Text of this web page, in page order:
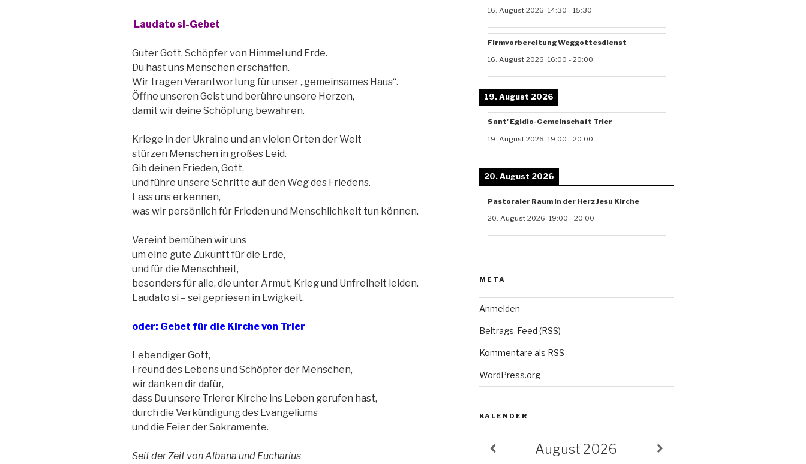
Laudato si-Gebet
Guter Gott, Schöpfer von Himmel und Erde.
Du hast uns Menschen erschaffen.
Wir tragen Verantwortung für unser „gemeinsames Haus“.
Öffne unseren Geist und berühre unsere Herzen,
damit wir deine Schöpfung bewahren.
Kriege in der Ukraine und an vielen Orten der Welt
stürzen Menschen in großes Leid.
Gib deinen Frieden, Gott,
und führe unsere Schritte auf den Weg des Friedens.
Lass uns erkennen,
was wir persönlich für Frieden und Menschlichkeit tun können.
Vereint bemühen wir uns
um eine gute Zukunft für die Erde,
und für die Menschheit,
besonders für alle, die unter Armut, Krieg und Unfreiheit leiden.
Laudato si – sei gepriesen in Ewigkeit.
oder: Gebet für die Kirche von Trier
Lebendiger Gott,
Freund des Lebens und Schöpfer der Menschen,
wir danken dir dafür,
dass Du unsere Trierer Kirche ins Leben gerufen hast,
durch die Verkündigung des Evangeliums
und die Feier der Sakramente.
Seit der Zeit von Albana und Eucharius
16. August 2026 14:30 - 15:30
Firmvorbereitung Weggottesdienst
16. August 2026 16:00 - 20:00
19. August 2026
Sant' Egidio-Gemeinschaft Trier
19. August 2026 19:00 - 20:00
20. August 2026
Pastoraler Raum in der Herz Jesu Kirche
20. August 2026 19:00 - 20:00
META
Anmelden
Beitrags-Feed (RSS)
Kommentare als RSS
WordPress.org
KALENDER
August 2026